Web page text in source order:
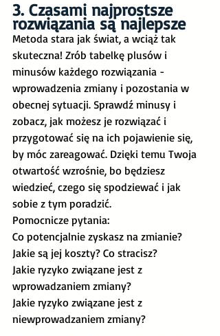
3. Czasami najprostsze
rozwiązania są najlepsze
Metoda stara jak świat, a wciąż tak
skuteczna! Zrób tabelkę plusów i
minusów każdego rozwiązania -
wprowadzenia zmiany i pozostania w
obecnej sytuacji. Sprawdź minusy i
zobacz, jak możesz je rozwiązać i
przygotować się na ich pojawienie się,
by móc zareagować. Dzięki temu Twoja
otwartość wzrośnie, bo będziesz
wiedzieć, czego się spodziewać i jak
sobie z tym poradzić.
Pomocnicze pytania:
Co potencjalnie zyskasz na zmianie?
Jakie są jej koszty? Co stracisz?
Jakie ryzyko związane jest z
wprowadzaniem zmiany?
Jakie ryzyko związane jest z
niewprowadzaniem zmiany?